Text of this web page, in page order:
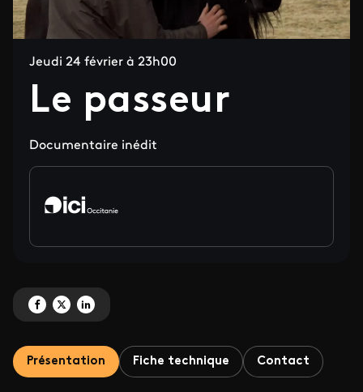
Jeudi 24 février à 23h00
Le passeur
Documentaire inédit
Partagez 'Le passeur' sur Facebook
Partagez 'Le passeur' sur X
Partagez 'Le passeur' sur LinkedIn
Présentation Fiche technique Contact